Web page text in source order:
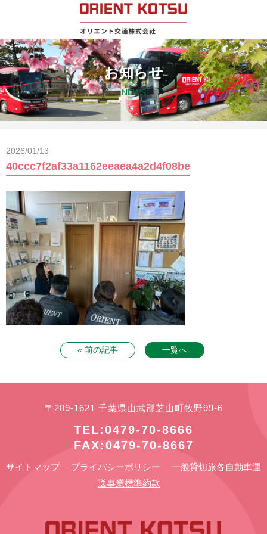
お知らせ
NEWS
2026/01/13
40ccc7f2af33a1162eeaea4a2d4f08be
« 前の記事 一覧へ
〒289-1621 千葉県山武郡芝山町牧野99-6
TEL:0479-70-8666
FAX:0479-70-8667
サイトマップ プライバシーポリシー
一般貸切旅各自動車運
送事業標準約款